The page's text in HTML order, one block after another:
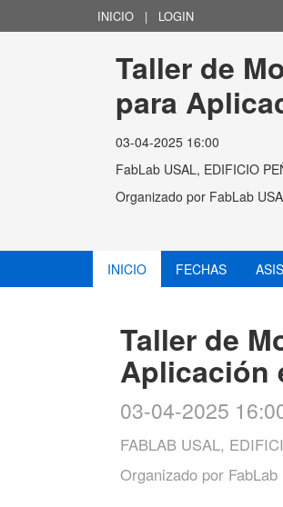
INICIO | LOGIN
Taller de
para
03-04-2025 16:00
FabLab USAL, EDIFICIO
Organizado por FabLab
INICIO FECHAS
Taller de
Aplicación
03-04-2025
FABLAB USAL,
Organizado por